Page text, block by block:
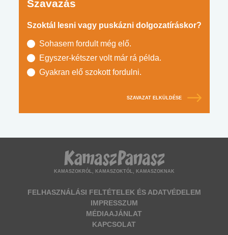
Szavazás
Szoktál lesni vagy puskázni dolgozatíráskor?
Sohasem fordult még elő.
Egyszer-kétszer volt már rá példa.
Gyakran elő szokott fordulni.
SZAVAZAT ELKÜLDÉSE
KAMASZOKRÓL, KAMASZOKTÓL, KAMASZOKNAK
FELHASZNÁLÁSI FELTÉTELEK ÉS ADATVÉDELEM
IMPRESSZUM
MÉDIAAJÁNLAT
KAPCSOLAT